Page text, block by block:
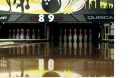
ШКІЛЬНИЙ ЧЕМПІОНАТ
ИНДВИВИДУАЛЬНЫЙ
ABL
SUMMER CUP
КОРПОРАТИВНИЙ
ВІДПОЧИНОК У
БОУЛІНГ-КЛУБІ